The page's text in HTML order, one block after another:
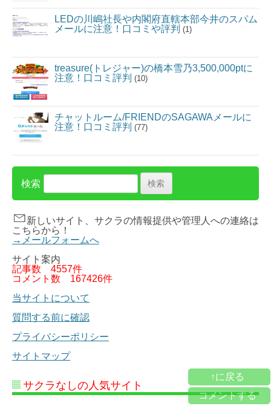
LEDの川嶋社長や内閣府直轄本部今井のスパム
メールに注意！口コミや評判 (1)
treasure(トレジャー)の橋本雪乃3,500,000ptに
注意！口コミ評判 (10)
チャットルーム/FRIENDのSAGAWAメールに
注意！口コミ評判 (77)
検索
新しいサイト、サクラの情報提供や管理人への連絡は
こちらから！
→メールフォームへ
サイト案内
記事数 4557件
コメント数 167426件
当サイトについて
質問する前に確認
プライバシーポリシー
サイトマップ
サクラなしの人気サイト
↑に戻る
コメントする